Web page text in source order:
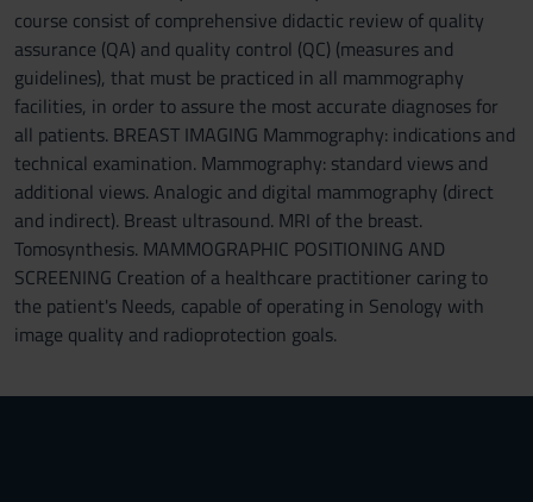
course consist of comprehensive didactic review of quality
assurance (QA) and quality control (QC) (measures and
guidelines), that must be practiced in all mammography
facilities, in order to assure the most accurate diagnoses for
all patients. BREAST IMAGING Mammography: indications and
technical examination. Mammography: standard views and
additional views. Analogic and digital mammography (direct
and indirect). Breast ultrasound. MRI of the breast.
Tomosynthesis. MAMMOGRAPHIC POSITIONING AND
SCREENING Creation of a healthcare practitioner caring to
the patient's Needs, capable of operating in Senology with
image quality and radioprotection goals.